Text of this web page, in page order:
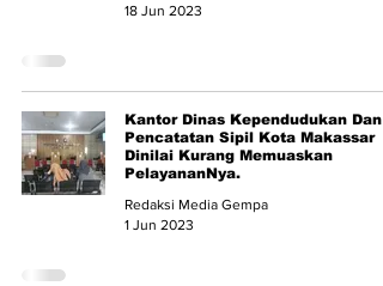
18 Jun 2023
Kantor Dinas Kependudukan Dan
Pencatatan Sipil Kota Makassar
Dinilai Kurang Memuaskan
PelayananNya.
Redaksi Media Gempa
1 Jun 2023